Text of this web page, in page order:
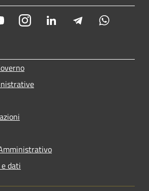
YoutubeInstagram LinkedIn Telegram
dati